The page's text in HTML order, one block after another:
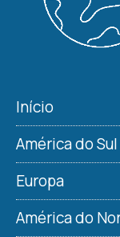
Início
América do Sul
Europa
América do